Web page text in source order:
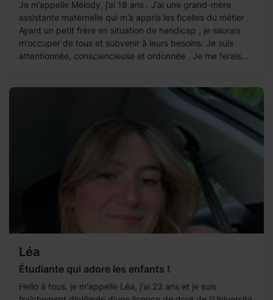
Je m’appelle Mélody, j’ai 18 ans . J’ai une grand-mère
assistante maternelle qui m’a appris les ficelles du métier .
Ayant un petit frère en situation de handicap , je saurais
m’occuper de tous et subvenir à leurs besoins. Je suis
attentionnée, consciencieuse et ordonnée . Je me ferais...
Léa
Étudiante qui adore les enfants !
Hello à tous, je m'appelle Léa, j'ai 23 ans et je suis